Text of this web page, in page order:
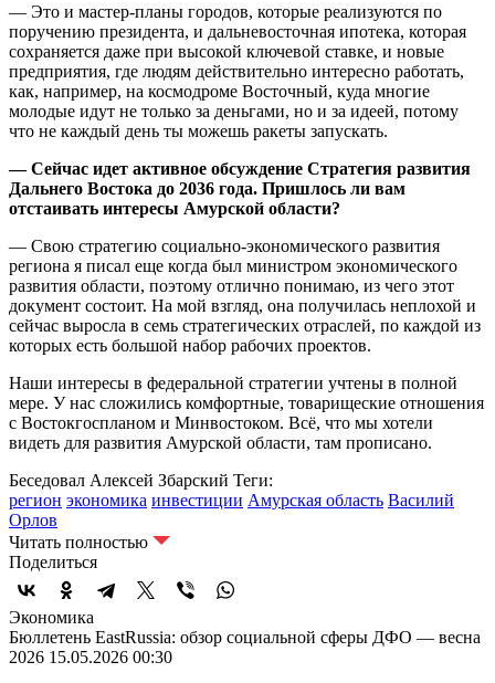
— Это и мастер-планы городов, которые реализуются по
поручению президента, и дальневосточная ипотека, которая
сохраняется даже при высокой ключевой ставке, и новые
предприятия, где людям действительно интересно работать,
как, например, на космодроме Восточный, куда многие
молодые идут не только за деньгами, но и за идеей, потому
что не каждый день ты можешь ракеты запускать.
— Сейчас идет активное обсуждение Стратегия развития
Дальнего Востока до 2036 года. Пришлось ли вам
отстаивать интересы Амурской области?
— Свою стратегию социально-экономического развития
региона я писал еще когда был министром экономического
развития области, поэтому отлично понимаю, из чего этот
документ состоит. На мой взгляд, она получилась неплохой и
сейчас выросла в семь стратегических отраслей, по каждой из
которых есть большой набор рабочих проектов.
Наши интересы в федеральной стратегии учтены в полной
мере. У нас сложились комфортные, товарищеские отношения
с Востокгоспланом и Минвостоком. Всё, что мы хотели
видеть для развития Амурской области, там прописано.
Беседовал Алексей Збарский Теги:
регион экономика инвестиции Амурская область Василий
Орлов
Читать полностью
Поделиться
Экономика
Бюллетень EastRussia: обзор социальной сферы ДФО — весна
2026 15.05.2026 00:30